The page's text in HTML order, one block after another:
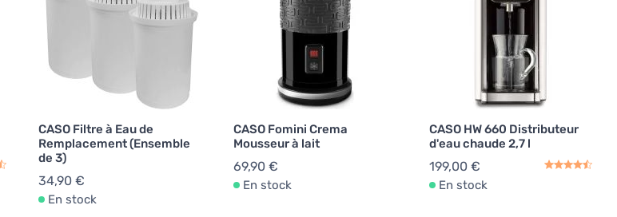
CASO Filtre à Eau de
Remplacement (Ensemble
de 3)
34,90 €
En stock
CASO Fomini Crema
Mousseur à lait
69,90 €
En stock
CASO HW 660 Distributeur
d'eau chaude 2,7 l
199,00 €
En stock